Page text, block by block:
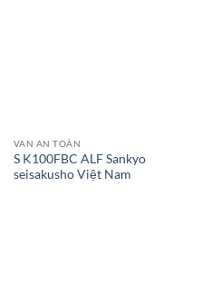
VAN AN TOÀN
S K100FBC ALF Sankyo
seisakusho Việt Nam